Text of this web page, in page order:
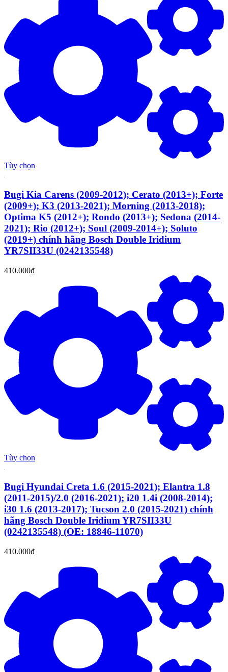
Tùy chọn
Bugi Kia Carens (2009-2012); Cerato (2013+); Forte
(2009+); K3 (2013-2021); Morning (2013-2018);
Optima K5 (2012+); Rondo (2013+); Sedona (2014-
2021); Rio (2012+); Soul (2009-2014+); Soluto
(2019+) chính hãng Bosch Double Iridium
YR7SII33U (0242135548)
410.000₫
Tùy chọn
Bugi Hyundai Creta 1.6 (2015-2021); Elantra 1.8
(2011-2015)/2.0 (2016-2021); i20 1.4i (2008-2014);
i30 1.6 (2013-2017); Tucson 2.0 (2015-2021) chính
hãng Bosch Double Iridium YR7SII33U
(0242135548) (OE: 18846-11070)
410.000₫